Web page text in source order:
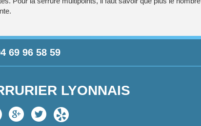
69 96 58 59
LYONNAIS